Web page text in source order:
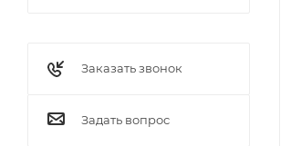
Заказать звонок
Задать вопрос